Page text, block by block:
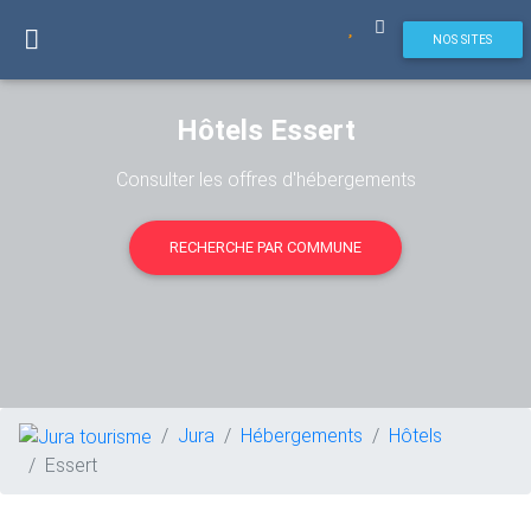
NOS SITES
Hôtels Essert
Consulter les offres d'hébergements
RECHERCHE PAR COMMUNE
Jura Hébergements
Hôtels
Essert